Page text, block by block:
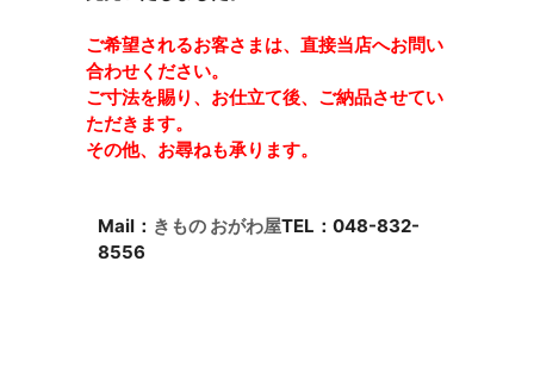
ご希望されるお客さまは、直接当店へお問い
合わせください。
ご寸法を賜り、お仕立て後、ご納品させてい
ただきます。
その他、お尋ねも承ります。
Mail： きもの おがわ屋TEL：048-832-
8556